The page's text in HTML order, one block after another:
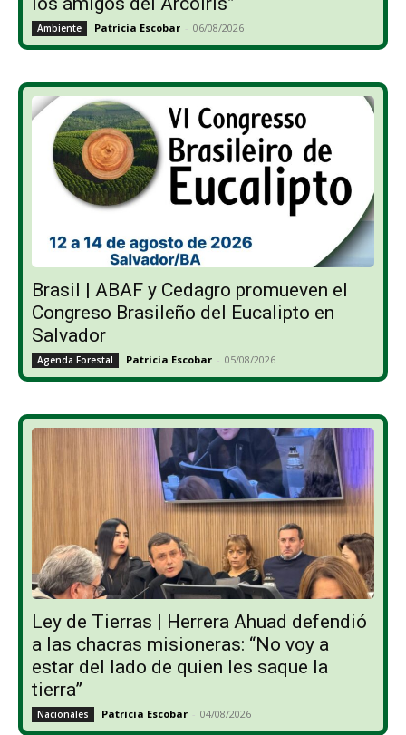
Ambiente Patricia Escobar - 06/08/2026
Brasil | ABAF y Cedagro promueven el
Congreso Brasileño del Eucalipto en
Salvador
Agenda Forestal Patricia Escobar - 05/08/2026
Ley de Tierras | Herrera Ahuad defendió
a las chacras misioneras: “No voy a
estar del lado de quien les saque la
tierra”
Nacionales Patricia Escobar - 04/08/2026